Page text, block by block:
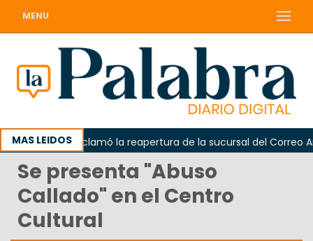
MENU
MAS LEIDOS
Odarda reclamó la reapertura de la sucursal del Correo
Se presenta "Abuso
Callado" en el Centro
Cultural